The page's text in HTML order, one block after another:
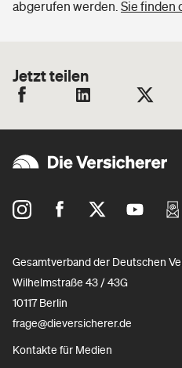
abgerufen werden. Sie finden
Jetzt teilen
Gesamtverband der Deutschen
Wilhelmstraße 43 / 43G
10117 Berlin
frage@dieversicherer.de
Kontakte für Medien